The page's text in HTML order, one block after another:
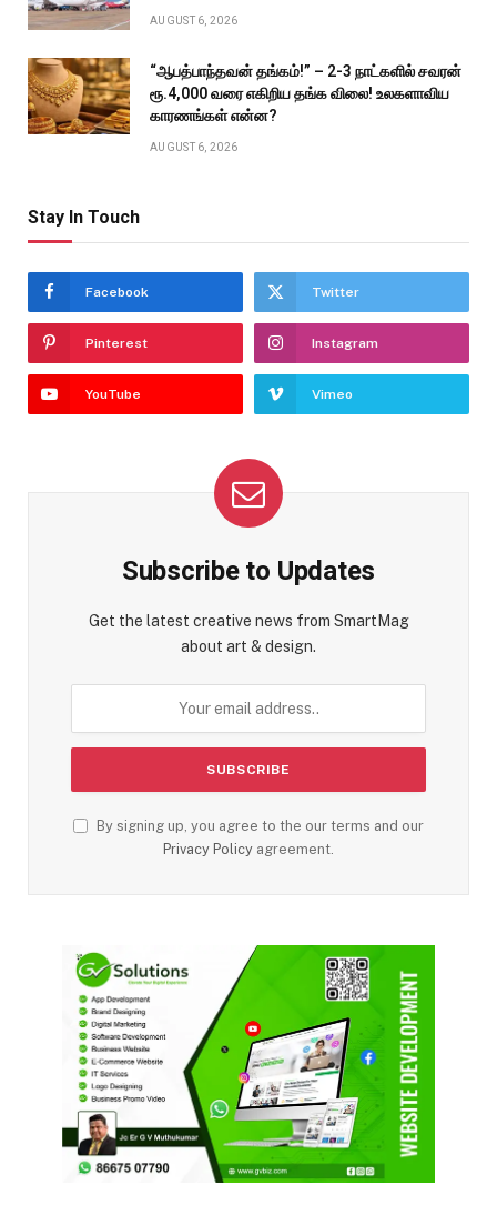
AUGUST 6, 2026
“ஆபத்பாந்தவன் தங்கம்!” – 2-3 நாட்களில் சவரன்
ரூ.4,000 வரை எகிறிய தங்க விலை! உலகளாவிய
காரணங்கள் என்ன?
AUGUST 6, 2026
Stay In Touch
Facebook Twitter
Pinterest Instagram
YouTube Vimeo
Subscribe to Updates
Get the latest creative news from SmartMag
about art & design.
By signing up, you agree to the our terms and our
Privacy Policy agreement.